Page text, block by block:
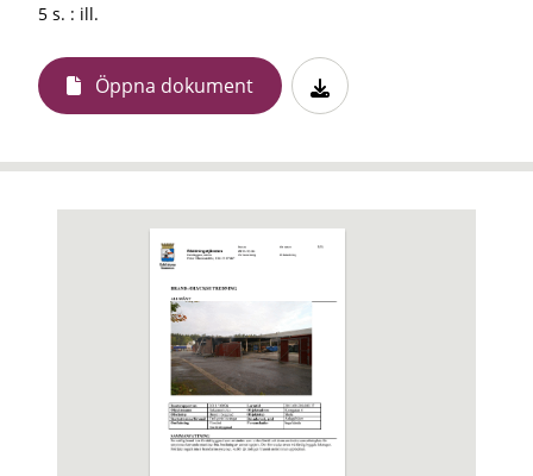
5 s. : ill.
Öppna dokument